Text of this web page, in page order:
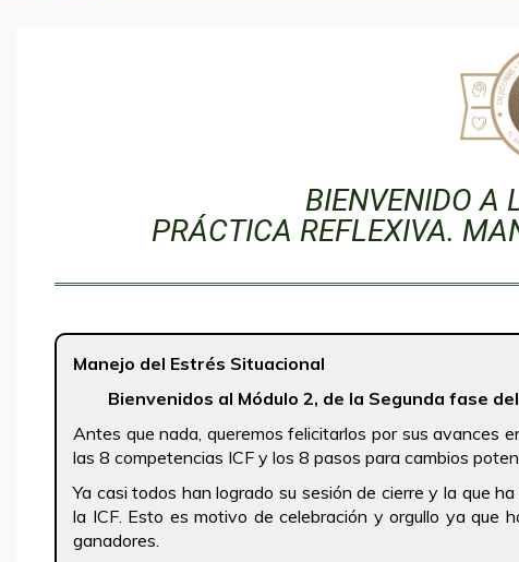
BIENVENIDO A
PRÁCTICA REFLEXIVA.
Manejo del Estrés Situacional
Bienvenidos al Módulo 2, de la Segunda fase
Antes que nada, queremos felicitarlos por sus avances
las 8 competencias ICF y los 8 pasos para cambios
Ya casi todos han logrado su sesión de cierre y la que
la ICF. Esto es motivo de celebración y orgullo ya que
ganadores.